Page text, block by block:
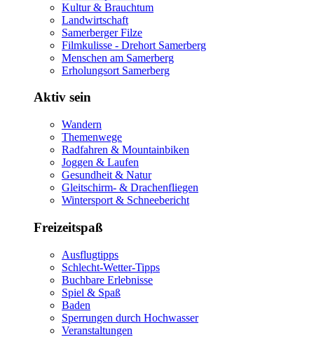
Kultur & Brauchtum
Landwirtschaft
Samerberger Filze
Filmkulisse - Drehort Samerberg
Menschen am Samerberg
Erholungsort Samerberg
Aktiv sein
Wandern
Themenwege
Radfahren & Mountainbiken
Joggen & Laufen
Gesundheit & Natur
Gleitschirm- & Drachenfliegen
Wintersport & Schneebericht
Freizeitspaß
Ausflugtipps
Schlecht-Wetter-Tipps
Buchbare Erlebnisse
Spiel & Spaß
Baden
Sperrungen durch Hochwasser
Veranstaltungen